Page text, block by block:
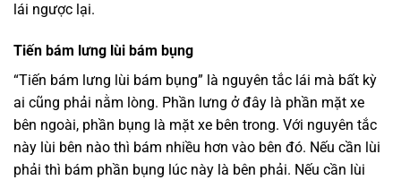
lái ngược lại.
Tiến bám lưng lùi bám bụng
“Tiến bám lưng lùi bám bụng” là nguyên tắc lái mà bất kỳ
ai cũng phải nằm lòng. Phần lưng ở đây là phần mặt xe
bên ngoài, phần bụng là mặt xe bên trong. Với nguyên tắc
này lùi bên nào thì bám nhiều hơn vào bên đó. Nếu cần lùi
phải thì bám phần bụng lúc này là bên phải. Nếu cần lùi